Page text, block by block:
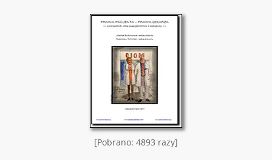
[Pobrano: 4893 razy]